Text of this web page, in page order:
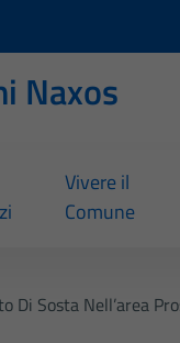
Naxos
Vivere il
Comune
Di Sosta Nell’area